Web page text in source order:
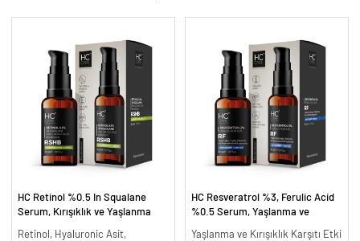
HC Retinol %0.5 In Squalane
Serum, Kırışıklık ve Yaşlanma
Retinol, Hyaluronic Asit,
HC Resveratrol %3, Ferulic Acid
%0.5 Serum, Yaşlanma ve
Yaşlanma ve Kırışıklık Karşıtı Etki